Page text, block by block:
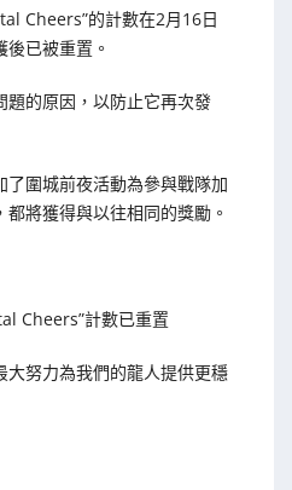
Cheers”的計數在2月16日
後已被重置。
題的原因，以防止它再次發
了圍城前夜活動為參與戰隊加
將獲得與以往相同的獎勵。
Cheers”計數已重置
大努力為我們的龍人提供更穩